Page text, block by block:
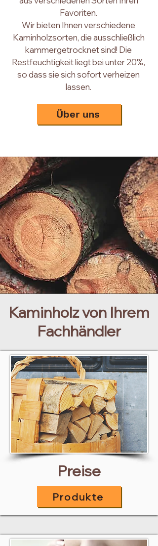
Favoriten.
Wir bieten Ihnen verschiedene
Kaminholzsorten, die ausschließlich
kammergetrocknet sind! Die
Restfeuchtigkeit liegt bei unter 20%,
so dass sie sich sofort verheizen
lassen.
Über uns
Kaminholz von Ihrem
Fachhändler
Preise
Produkte